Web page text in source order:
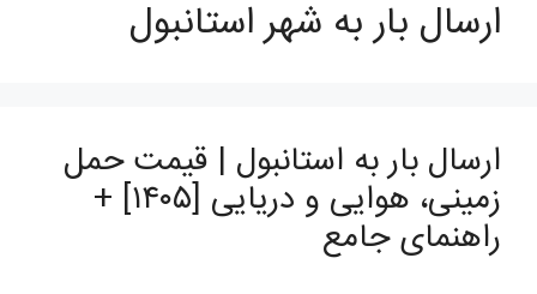
ارسال بار به شهر استانبول
ارسال بار به استانبول | قیمت حمل
زمینی، هوایی و دریایی [۱۴۰۵] +
راهنمای جامع